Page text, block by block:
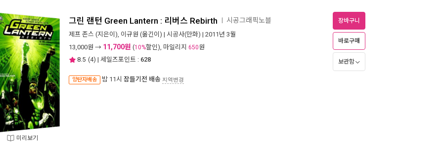
미리보기
그린 랜턴 Green Lantern : 리버스 Rebirth 시공그래픽노블
제프 존스 (지은이), 이규원 (옮긴이) | 시공사(만화) | 2011년 3월
13,000원 → 11,700원 (10%할인), 마일리지 650원
8.5 (4) | 세일즈포인트 : 628
양탄자배송 밤 11시 잠들기전 배송 지역변경
장바구니
바로구매
보관함